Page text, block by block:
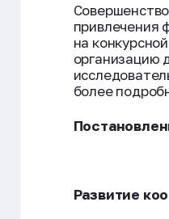
привлечения
на
организацию
более
Развитие